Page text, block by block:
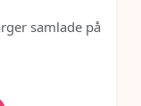
samlade på